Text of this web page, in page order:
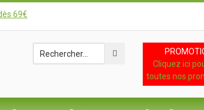
69€
Cliquez ici
toutes nos